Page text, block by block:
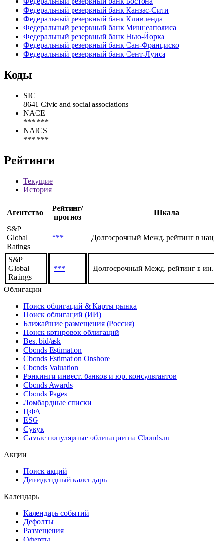
Аффилированные организации
Федеральный резервный банк Атланты
Федеральный резервный банк Бостона
Федеральный резервный банк Канзас-Сити
Федеральный резервный банк Кливленда
Федеральный резервный банк Миннеаполиса
Федеральный резервный банк Сан-Франциско
Коды
SIC
8641 Civic and social associations
NAICS
Рейтинги
Текущие
Агентство
Рейтинг/
S&P
Global
Ratings
*** Долгосрочный Межд. рейтинг в нац.
S&P
Global
Ratings
*** Долгосрочный Межд. рейтинг в ин.
Облигации
Поиск облигаций & Карты рынка
Поиск облигаций (ИИ)
Ближайшие размещения (Россия)
Поиск котировок облигаций
Best bid/ask
Cbonds Estimation
Cbonds Estimation Onshore
Cbonds Valuation
Рэнкинги инвест. банков и юр. консультантов
Cbonds Awards
Cbonds Pages
Ломбардные списки
ESG
Самые популярные облигации на Cbonds.ru
Дивидендный календарь
Календарь